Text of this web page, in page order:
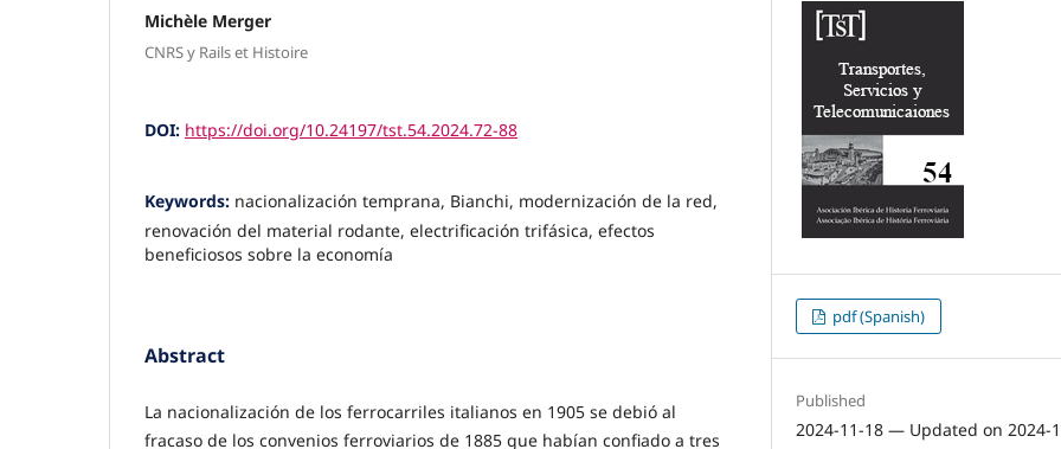
Michèle Merger
CNRS y Rails et Histoire
DOI: https://doi.org/10.24197/tst.54.2024.72-88
Keywords: nacionalización temprana, Bianchi, modernización de la red,
renovación del material rodante, electrificación trifásica, efectos
beneficiosos sobre la economía
Abstract
La nacionalización de los ferrocarriles italianos en 1905 se debió al
fracaso de los con­venios ferroviarios de 1885 que habían confiado a tres
pdf (Spanish)
Published
2024-11-18 — Updated on 2024-